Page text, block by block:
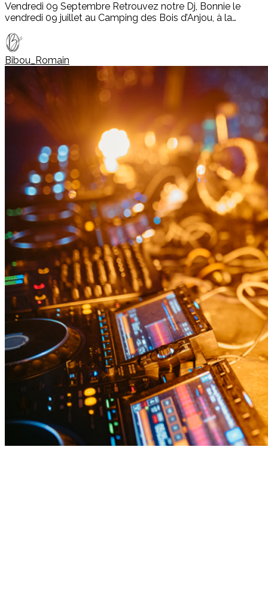
Vendredi 09 Septembre Retrouvez notre Dj, Bonnie le
vendredi 09 juillet au Camping des Bois d’Anjou, à la…
Bibou_Romain